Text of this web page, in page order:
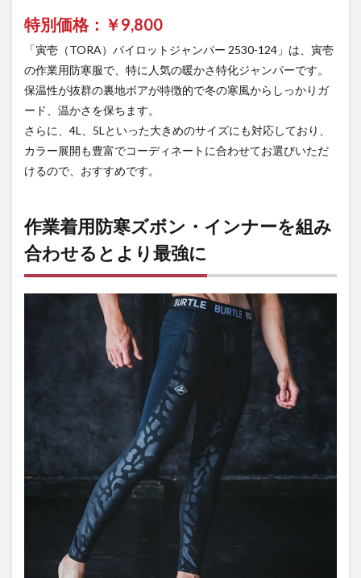
特別価格：￥9,800
「寅壱（TORA）パイロットジャンパー 2530-124」は、寅壱
の作業用防寒服で、特に人気の暖かさ特化ジャンパーです。
保温性が抜群の裏地ボアが特徴的で冬の寒風からしっかりガ
ード、温かさを保ちます。
さらに、4L、5Lといった大きめのサイズにも対応しており、
カラー展開も豊富でコーディネートに合わせてお選びいただ
けるので、おすすめです。
作業着用防寒ズボン・インナーを組み
合わせるとより最強に